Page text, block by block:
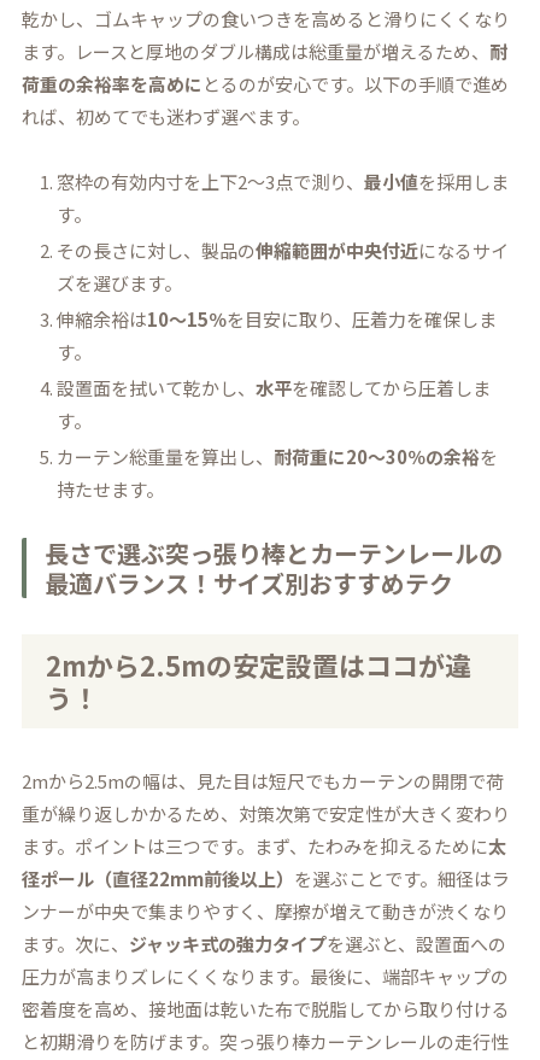
乾かし、ゴムキャップの食いつきを高めると滑りにくくなり
ます。レースと厚地のダブル構成は総重量が増えるため、 耐
荷重の余裕率を高めに とるのが安心です。以下の手順で進め
れば、初めてでも迷わず選べます。
窓枠の有効内寸を上下2〜3点で測り、最小値を採用しま
す。
その長さに対し、製品の伸縮範囲が中央付近になるサイ
ズを選びます。
伸縮余裕は10〜15％を目安に取り、圧着力を確保しま
す。
設置面を拭いて乾かし、水平を確認してから圧着しま
す。
カーテン総重量を算出し、 耐荷重に20〜30％の余裕を
持たせます。
長さで選ぶ突っ張り棒とカーテンレールの
最適バランス！サイズ別おすすめテク
2mから2.5mの安定設置はココが違
う！
2mから2.5mの幅は、見た目は短尺でもカーテンの開閉で荷
重が繰り返しかかるため、対策次第で安定性が大きく変わり
ます。ポイントは三つです。まず、たわみを抑えるために太
径ポール（直径22mm前後以上） を選ぶことです。細径はラ
ンナーが中央で集まりやすく、摩擦が増えて動きが渋くなり
ます。次に、 ジャッキ式の強力タイプを選ぶと、設置面への
圧力が高まりズレにくくなります。最後に、端部キャップの
密着度を高め、接地面は乾いた布で脱脂してから取り付ける
と初期滑りを防げます。突っ張り棒カーテンレールの走行性